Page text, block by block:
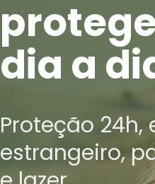
dia a
Proteção 24h,
estrangeiro,